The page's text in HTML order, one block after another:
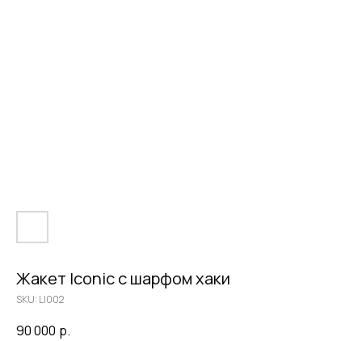
Жакет Iconic c шарфом хаки
SKU: LI002
90 000 р.